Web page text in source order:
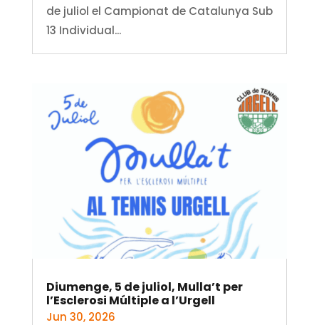
de juliol el Campionat de Catalunya Sub
13 Individual...
Diumenge, 5 de juliol, Mulla’t per
l’Esclerosi Múltiple a l’Urgell
Jun 30, 2026